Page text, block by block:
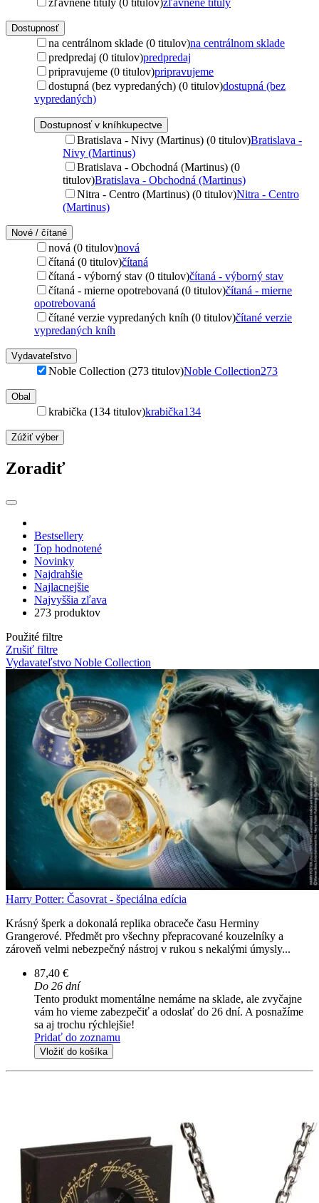
zľavnené tituly (0 titulov)zľavnené tituly
Dostupnosť
na centrálnom sklade (0 titulov)na centrálnom sklade
predpredaj (0 titulov)predpredaj
pripravujeme (0 titulov)pripravujeme
dostupná (bez vypredaných) (0 titulov)dostupná (bez
vypredaných)
Dostupnosť v kníhkupectve
Bratislava - Nivy (Martinus) (0 titulov)Bratislava -
Nivy (Martinus)
Bratislava - Obchodná (Martinus) (0
titulov)Bratislava - Obchodná (Martinus)
Nitra - Centro (Martinus) (0 titulov)Nitra - Centro
(Martinus)
Nové / čítané
nová (0 titulov)nová
čítaná (0 titulov)čítaná
čítaná - výborný stav (0 titulov)čítaná - výborný stav
čítaná - mierne opotrebovaná (0 titulov)čítaná - mierne
opotrebovaná
čítané verzie vypredaných kníh (0 titulov)čítané verzie
vypredaných kníh
Vydavateľstvo
Noble Collection (273 titulov)Noble Collection273
Obal
krabička (134 titulov)krabička134
Zúžiť výber
Zoradiť
Bestsellery
Top hodnotené
Novinky
Najdrahšie
Najlacnejšie
Najvyššia zľava
273 produktov
Použité filtre
Zrušiť filtre
Vydavateľstvo Noble Collection
Harry Potter: Časovrat - špeciálna edícia
Krásný šperk a dokonalá replika obraceče času Herminy
Grangerové. Předmět pro všechny přepracované kouzelníky a
zároveň velmi nebezpečný nástroj v rukou s nekalými úmysly...
87,40 €
Do 26 dní
Tento produkt momentálne nemáme na sklade, ale zvyčajne
vám ho vieme zabezpečiť a odoslať do 26 dní. A posnažíme
sa aj trochu rýchlejšie!
Pridať do zoznamu
Vložiť do košíka